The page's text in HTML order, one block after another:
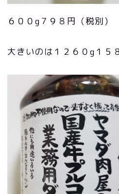
６００g７９８円（税別）
大きいのは１２６０g１５